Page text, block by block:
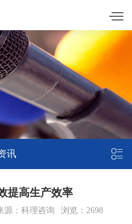
讯 
提高生产效率
源：科理咨询 浏览：2698